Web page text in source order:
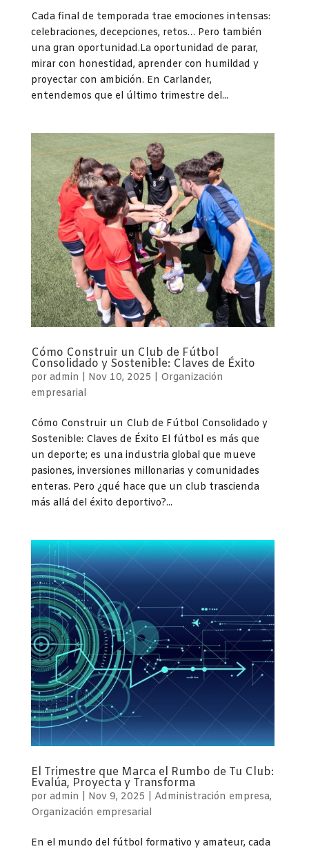
Cada final de temporada trae emociones intensas:
celebraciones, decepciones, retos… Pero también
una gran oportunidad.La oportunidad de parar,
mirar con honestidad, aprender con humildad y
proyectar con ambición. En Carlander,
entendemos que el último trimestre del...
Cómo Construir un Club de Fútbol
Consolidado y Sostenible: Claves de Éxito
por admin Nov 10, 2025
Organización
empresarial
Cómo Construir un Club de Fútbol Consolidado y
Sostenible: Claves de Éxito El fútbol es más que
un deporte; es una industria global que mueve
pasiones, inversiones millonarias y comunidades
enteras. Pero ¿qué hace que un club trascienda
más allá del éxito deportivo?...
El Trimestre que Marca el Rumbo de Tu Club:
Evalúa, Proyecta y Transforma
por admin Nov 9, 2025 Administración empresa,
Organización empresarial
En el mundo del fútbol formativo y amateur, cada